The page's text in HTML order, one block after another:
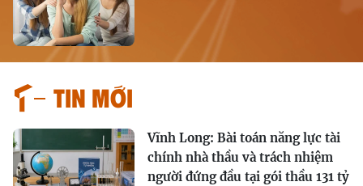
Tin mới
Vĩnh Long: Bài toán năng lực tài
chính nhà thầu và trách nhiệm
người đứng đầu tại gói thầu 131 tỷ